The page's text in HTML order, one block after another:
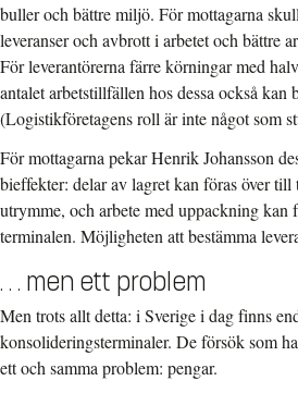
buller och bättre miljö. För mottagarna
leveranser och avbrott i arbetet och bättre
För leverantörerna färre körningar med
antalet arbetstillfällen hos dessa också kan
(Logistikföretagens roll är inte något som
För mottagarna pekar Henrik Johansson
bieffekter: delar av lagret kan föras över
utrymme, och arbete med uppackning
terminalen. Möjligheten att bestämma
. . . men ett problem
Men trots allt detta: i Sverige i dag finns
konsolideringsterminaler. De försök som
ett och samma problem: pengar.